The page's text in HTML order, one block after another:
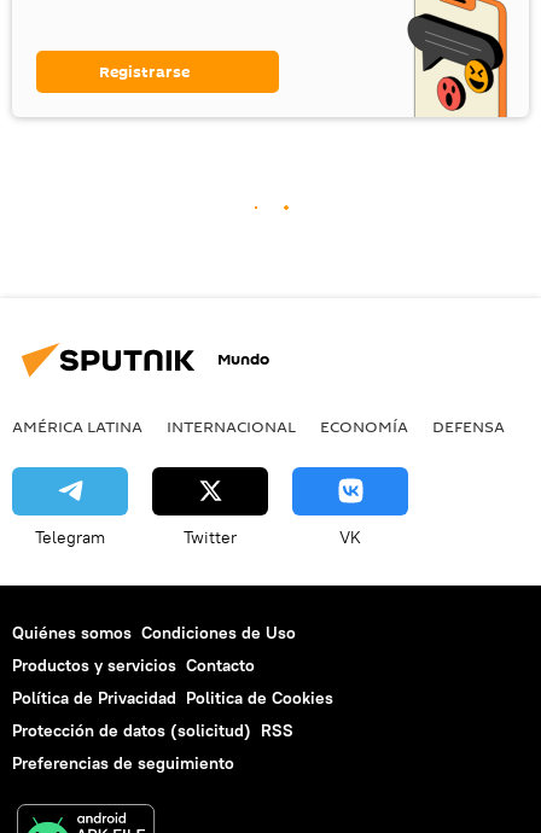
Registrarse
Mundo
AMÉRICA LATINA INTERNACIONAL ECONOMÍA DEFENSA
Telegram Twitter VK
Quiénes somos Condiciones de Uso
Productos y servicios Contacto
Política de Privacidad Politica de Cookies
Protección de datos (solicitud) RSS
Preferencias de seguimiento